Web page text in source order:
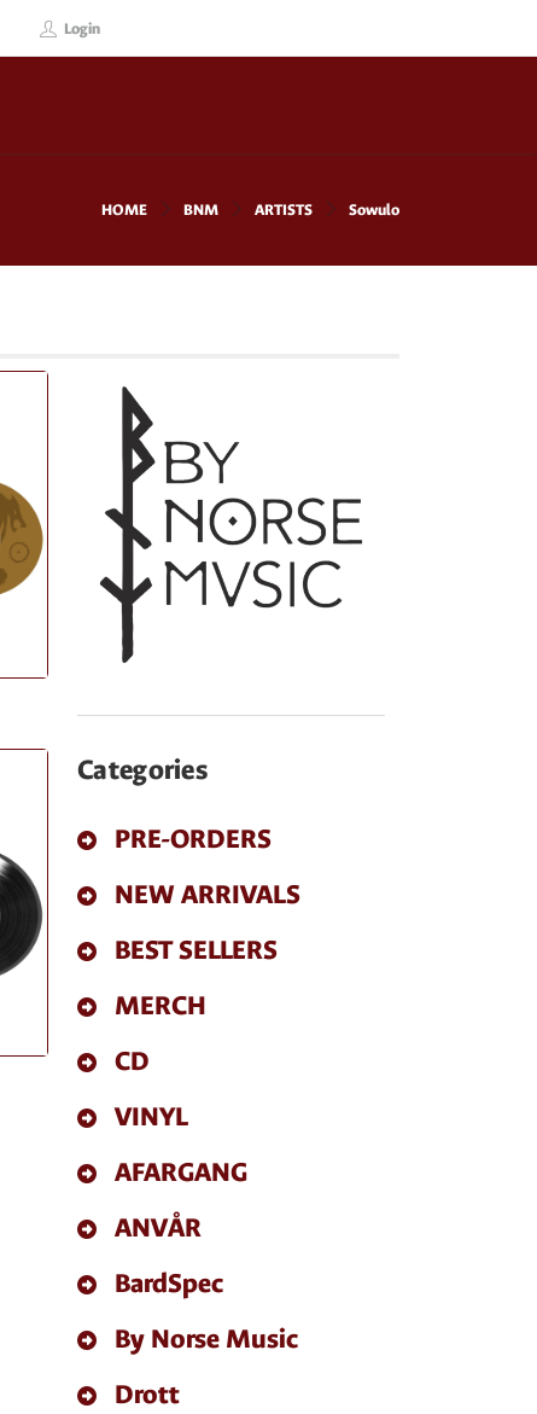
Login
HOME BNM ARTISTS Sowulo
Categories
PRE-ORDERS
NEW ARRIVALS
BEST SELLERS
MERCH
CD
VINYL
AFARGANG
ANVÅR
BardSpec
By Norse Music
Drott